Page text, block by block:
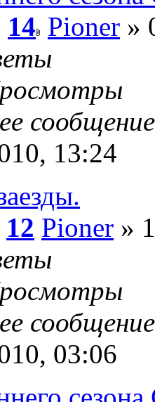
14 Pioner »
13:24
12 Pioner »
03:06